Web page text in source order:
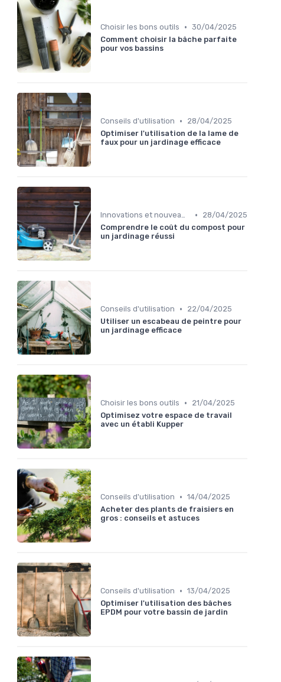
Choisir les bons outils • 30/04/2025
Comment choisir la bâche parfaite
pour vos bassins
Conseils d'utilisation •
28/04/2025
Optimiser l'utilisation de la lame de
faux pour un jardinage efficace
Innovations et nouveaux produits •
28/04/2025
Comprendre le coût du compost pour
un jardinage réussi
Conseils d'utilisation •
22/04/2025
Utiliser un escabeau de peintre pour
un jardinage efficace
Choisir les bons outils •
21/04/2025
Optimisez votre espace de travail
avec un établi Kupper
Conseils d'utilisation • 14/04/2025
Acheter des plants de fraisiers en
gros : conseils et astuces
Conseils d'utilisation • 13/04/2025
Optimiser l'utilisation des bâches
EPDM pour votre bassin de jardin